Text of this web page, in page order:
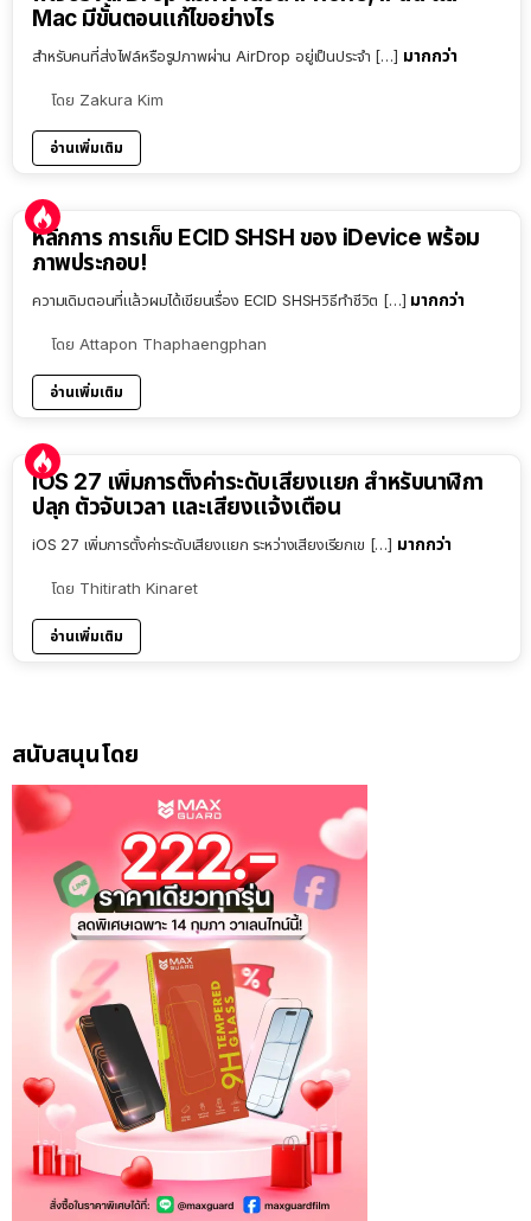
Mac มีขั้นตอนแก้ไขอย่างไร
สำหรับคนที่ส่งไฟล์หรือรูปภาพผ่าน AirDrop อยู่เป็นประจำ […] มากกว่า
โดย Zakura Kim
อ่านเพิ่มเติม
หลักการ การเก็บ ECID SHSH ของ iDevice พร้อม
ภาพประกอบ!
ความเดิมตอนที่แล้วผมได้เขียนเรื่อง ECID SHSHวิธีทำชีวิต […] มากกว่า
โดย Attapon Thaphaengphan
อ่านเพิ่มเติม
iOS 27 เพิ่มการตั้งค่าระดับเสียงแยก สำหรับนาฬิกา
ปลุก ตัวจับเวลา และเสียงแจ้งเตือน
iOS 27 เพิ่มการตั้งค่าระดับเสียงแยก ระหว่างเสียงเรียกเข […] มากกว่า
โดย Thitirath Kinaret
อ่านเพิ่มเติม
สนับสนุนโดย